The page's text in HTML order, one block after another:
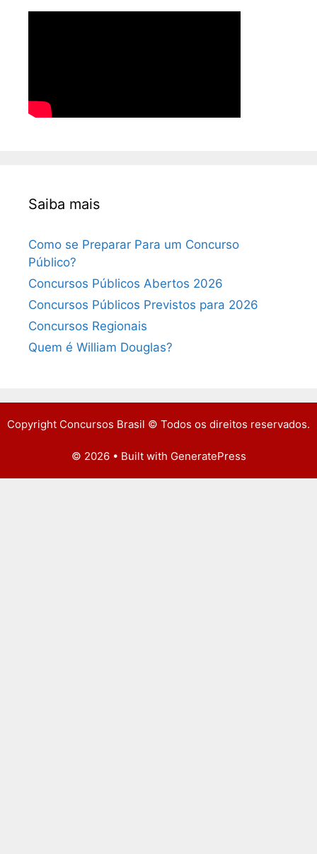
Saiba mais
Como se Preparar Para um Concurso
Público?
Concursos Públicos Abertos 2026
Concursos Públicos Previstos para 2026
Concursos Regionais
Quem é William Douglas?
Copyright Concursos Brasil © Todos os direitos reservados.
© 2026 • Built with GeneratePress